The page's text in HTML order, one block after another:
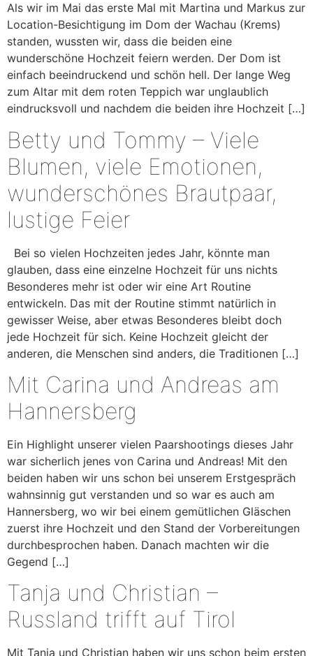
Als wir im Mai das erste Mal mit Martina und Markus zur
Location-Besichtigung im Dom der Wachau (Krems)
standen, wussten wir, dass die beiden eine
wunderschöne Hochzeit feiern werden. Der Dom ist
einfach beeindruckend und schön hell. Der lange Weg
zum Altar mit dem roten Teppich war unglaublich
eindrucksvoll und nachdem die beiden ihre Hochzeit […]
Betty und Tommy – Viele
Blumen, viele Emotionen,
wunderschönes Brautpaar,
lustige Feier
Bei so vielen Hochzeiten jedes Jahr, könnte man
glauben, dass eine einzelne Hochzeit für uns nichts
Besonderes mehr ist oder wir eine Art Routine
entwickeln. Das mit der Routine stimmt natürlich in
gewisser Weise, aber etwas Besonderes bleibt doch
jede Hochzeit für sich. Keine Hochzeit gleicht der
anderen, die Menschen sind anders, die Traditionen […]
Mit Carina und Andreas am
Hannersberg
Ein Highlight unserer vielen Paarshootings dieses Jahr
war sicherlich jenes von Carina und Andreas! Mit den
beiden haben wir uns schon bei unserem Erstgespräch
wahnsinnig gut verstanden und so war es auch am
Hannersberg, wo wir bei einem gemütlichen Gläschen
zuerst ihre Hochzeit und den Stand der Vorbereitungen
durchbesprochen haben. Danach machten wir die
Gegend […]
Tanja und Christian –
Russland trifft auf Tirol
Mit Tanja und Christian haben wir uns schon beim ersten